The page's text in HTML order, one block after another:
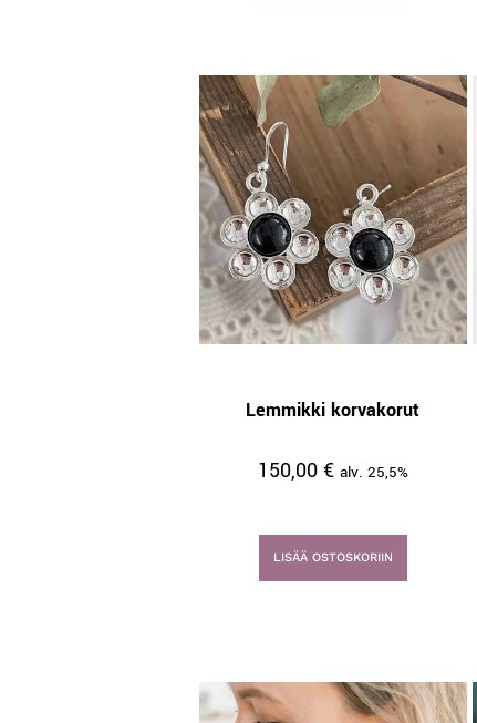
Lemmikki korvakorut
150,00€ alv. 25,5%
LISÄÄ OSTOSKORIIN